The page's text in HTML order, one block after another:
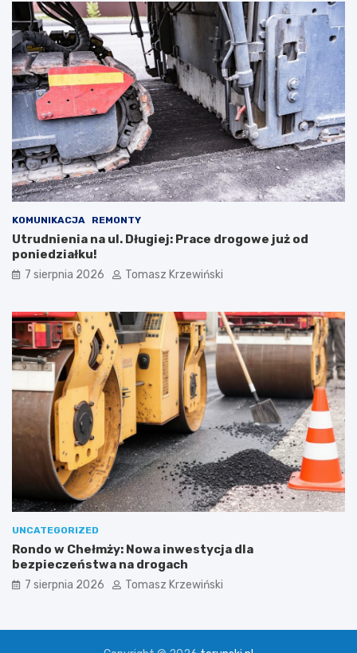
KOMUNIKACJA REMONTY
Utrudnienia na ul. Długiej: Prace drogowe już od
poniedziałku!
7 sierpnia 2026 Tomasz Krzewiński
UNCATEGORIZED
Rondo w Chełmży: Nowa inwestycja dla
bezpieczeństwa na drogach
7 sierpnia 2026 Tomasz Krzewiński